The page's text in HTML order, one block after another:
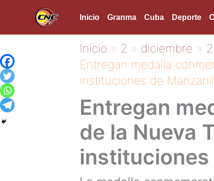
Inicio Granma Cuba Deporte
Inicio 2 diciembre
Entregan medalla
instituciones de
Entregan
de la Nueva
instituciones